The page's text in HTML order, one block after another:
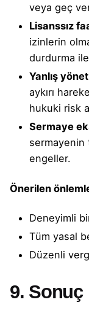
veya geç
Lisanssız
izinlerin
durdurma
Yanlış
aykırı
hukuki risk
Sermaye
sermayenin
engeller.
Önerilen
Deneyimli
Tüm yasal
Düzenli
9. Sonuç